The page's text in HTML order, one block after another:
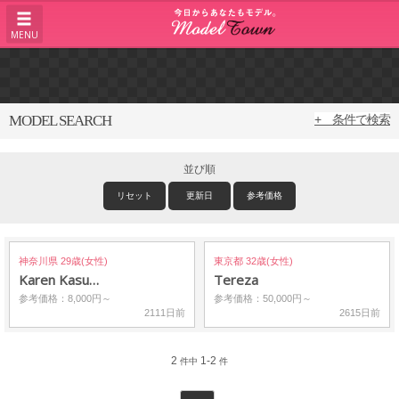
MENU
MODEL SEARCH + 条件で検索
並び順
リセット 更新日 参考価格
神奈川県 29歳(女性)
Karen Kasu…
参考価格：8,000円～
2111日前
東京都 32歳(女性)
Tereza
参考価格：50,000円～
2615日前
2 件中 1-2 件